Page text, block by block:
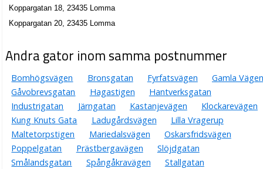
Koppargatan 18, 23435 Lomma
Koppargatan 20, 23435 Lomma
Andra gator inom samma postnummer
Bomhögsvägen Bronsgatan Fyrfatsvägen
Gamla Vägen
Gåvobrevsgatan
Hagastigen
Hantverksgatan
Industrigatan
Järngatan Kastanjevägen
Klockarevägen
Kung Knuts Gata
Ladugårdsvägen
Lilla Vragerup
Maltetorpstigen
Mariedalsvägen
Oskarsfridsvägen
Poppelgatan
Prästbergavägen
Slöjdgatan
Smålandsgatan
Spångåkravägen
Stallgatan